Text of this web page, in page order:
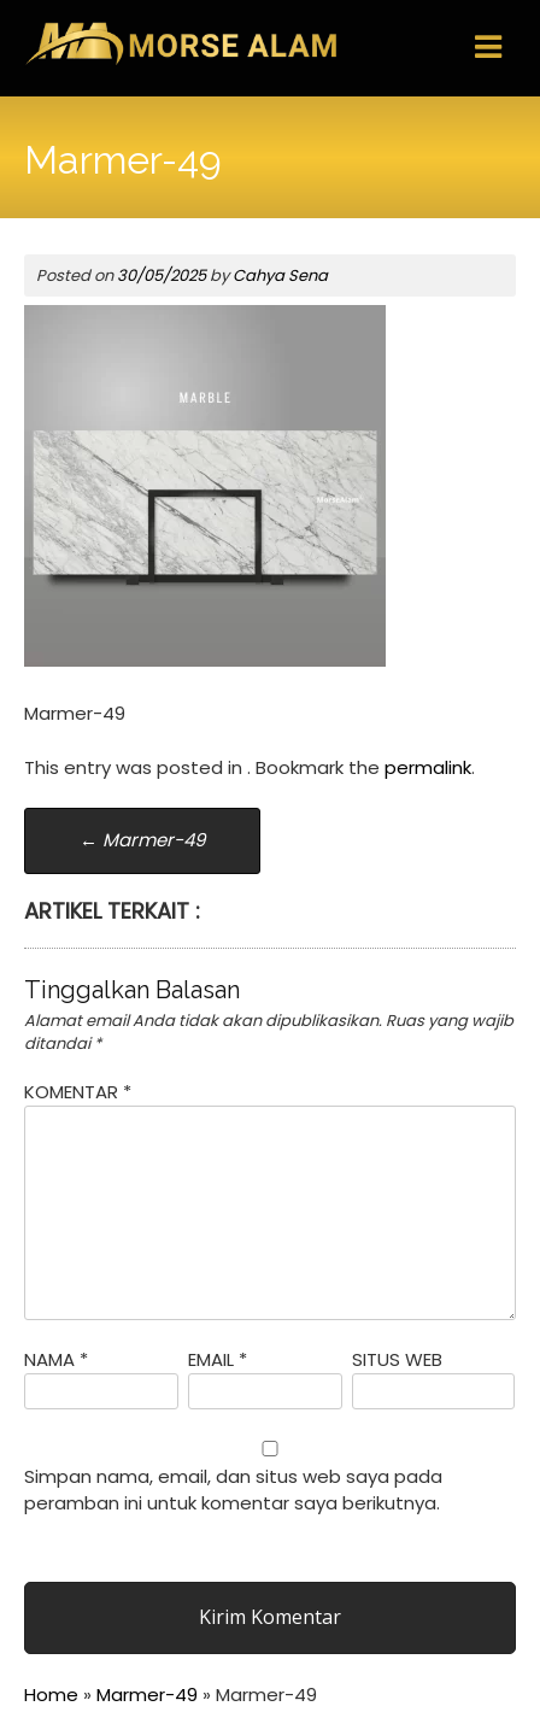
content
Marmer-49
Posted on30/05/2025byCahya Sena
Marmer-49
This entry was posted in . Bookmark the permalink.
Post
navigation
← Marmer-49
ARTIKEL TERKAIT :
Tinggalkan Balasan
Alamat email Anda tidak akan dipublikasikan. Ruas yang wajib
ditandai*
KOMENTAR *
NAMA * EMAIL * SITUS WEB
Simpan nama, email, dan situs web saya pada
peramban ini untuk komentar saya berikutnya.
Home » Marmer-49 » Marmer-49